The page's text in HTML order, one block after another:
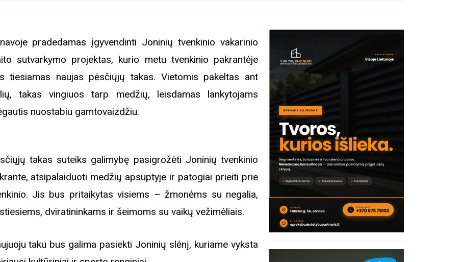
pradedamas įgyvendinti Joninių tvenkinio vakarinio
sutvarkymo projektas, kurio metu tvenkinio pakrantėje
tiesiamas naujas pėsčiųjų takas. Vietomis pakeltas ant
takas vingiuos tarp medžių, leisdamas lankytojams
nuostabiu gamtovaizdžiu.
takas suteiks galimybę pasigrožėti Joninių tvenkinio
atsipalaiduoti medžių apsuptyje ir patogiai prieiti prie
Jis bus pritaikytas visiems – žmonėms su negalia,
dviratininkams ir šeimoms su vaikų vežimėliais.
taku bus galima pasiekti Joninių slėnį, kuriame vyksta